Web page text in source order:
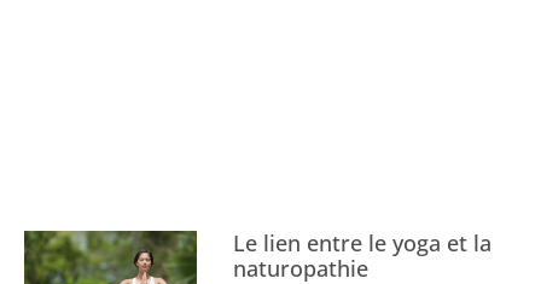
Le lien entre le yoga et la
naturopathie